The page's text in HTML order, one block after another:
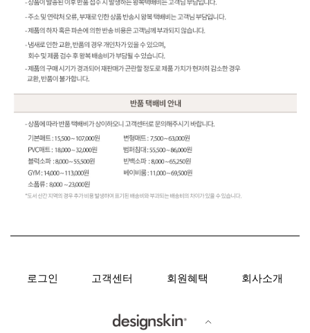
로그인 고객센터 회원혜택 회사소개